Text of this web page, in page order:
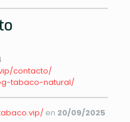
contacto/
tabaco-natural/
en 20/09/2025